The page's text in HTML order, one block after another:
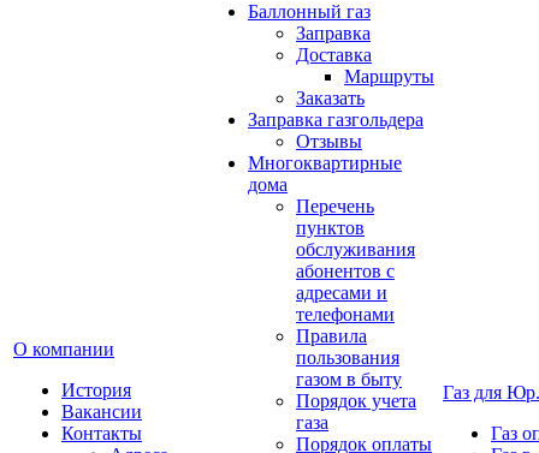
О компании
История
Вакансии
Контакты
Баллонный газ
Заправка
Доставка
Маршруты
Заказать
Заправка газгольдера
Отзывы
Многоквартирные
дома
Перечень
пунктов
обслуживания
абонентов с
адресами и
телефонами
Правила
пользования
газом в быту
Порядок учета
газа
Порядок оплаты
Газ для
Газ